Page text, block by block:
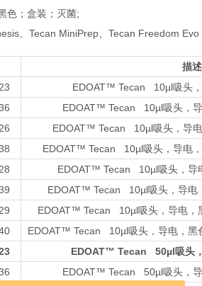
色；盒装；灭菌;
、Tecan MiniPrep、Tecan Freedom Evo
描述
EDOAT™ Tecan 10µl吸头
EDOAT™ Tecan 10µl吸头，
EDOAT™ Tecan 10µl吸头，导
EDOAT™ Tecan 10µl吸头，导电
EDOAT™ Tecan 10µl吸头，导
EDOAT™ Tecan 10µl吸头，导电
EDOAT™ Tecan 10µl吸头，导电，
EDOAT™ Tecan 10µl吸头，导电，黑
EDOAT™ Tecan 50µl吸头
EDOAT™ Tecan 50µl吸头，